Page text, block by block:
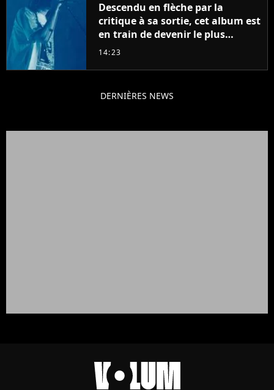
Descendu en flèche par la
critique à sa sortie, cet album est
en train de devenir le plus
populaire de son auteur
14:23
DERNIÈRES NEWS